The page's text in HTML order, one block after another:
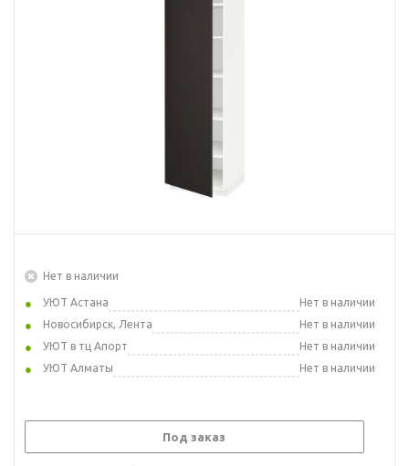
Нет в наличии
УЮТ Астана
Нет в наличии
Новосибирск, Лента
Нет в наличии
УЮТ в тц Апорт
Нет в наличии
УЮТ Алматы
Нет в наличии
Под заказ